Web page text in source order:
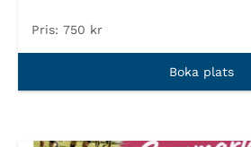
Pris: 750 kr
Boka plats